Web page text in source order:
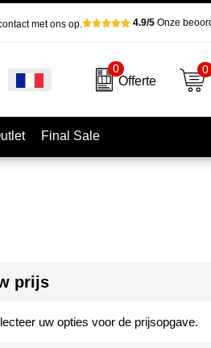
met ons op. 4.9/5Onze
0
Offerte
0
Final Sale
prijs
uw opties voor de prijsopgave.